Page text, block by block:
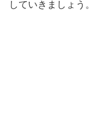
していきましょう。